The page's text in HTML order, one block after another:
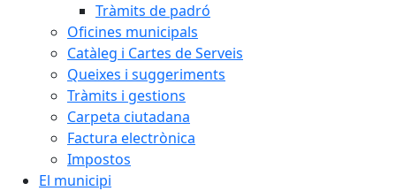
Tràmits de padró
Oficines municipals
Catàleg i Cartes de Serveis
Queixes i suggeriments
Tràmits i gestions
Carpeta ciutadana
Factura electrònica
Impostos
El municipi